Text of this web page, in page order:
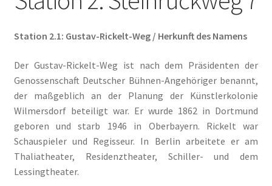
Station 2.1: Gustav-Rickelt-Weg / Herkunft des Namens
Der Gustav-Rickelt-Weg ist nach dem Präsidenten der
Genossenschaft Deutscher Bühnen-Angehöriger benannt,
der maßgeblich an der Planung der Künstlerkolonie
Wilmersdorf beteiligt war. Er wurde 1862 in Dortmund
geboren und starb 1946 in Oberbayern. Rickelt war
Schauspieler und Regisseur. In Berlin arbeitete er am
Thaliatheater, Residenztheater, Schiller- und dem
Lessingtheater.